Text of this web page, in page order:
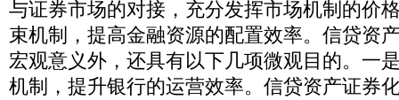
与证券市场的对接，充分发挥市场机制的价
束机制，提高金融资源的配置效率。信贷资
宏观意义外，还具有以下几项微观目的。一
机制，提升银行的运营效率。信贷资产证券